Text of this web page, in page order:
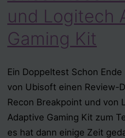
und Logitech
Gaming Kit
Ein Doppeltest Schon
von Ubisoft einen Review-
Recon Breakpoint und von
Adaptive Gaming Kit zum
es hat dann einige Zeit